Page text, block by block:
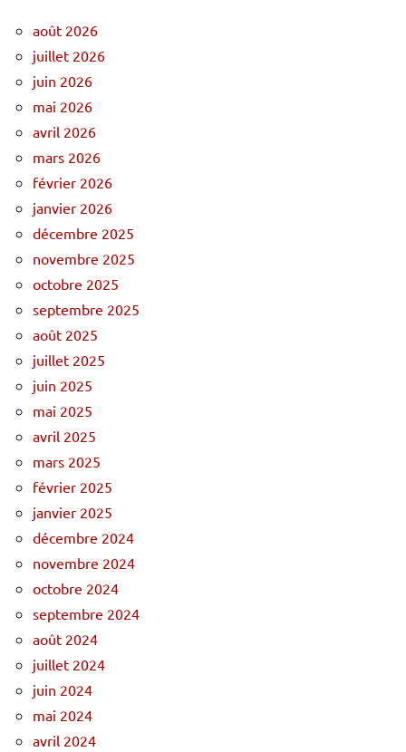
août 2026
juillet 2026
juin 2026
mai 2026
avril 2026
mars 2026
février 2026
janvier 2026
décembre 2025
novembre 2025
octobre 2025
septembre 2025
août 2025
juillet 2025
juin 2025
mai 2025
avril 2025
mars 2025
février 2025
janvier 2025
décembre 2024
novembre 2024
octobre 2024
septembre 2024
août 2024
juillet 2024
juin 2024
mai 2024
avril 2024